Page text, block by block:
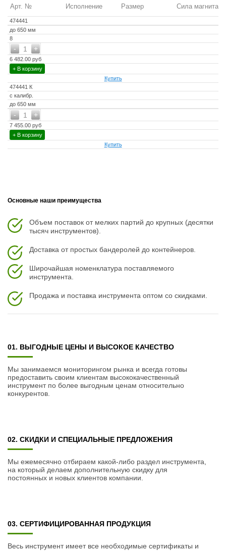
Арт. № Исполнение Размер Сила магнита кг
474441
до 650 мм
8
+
- 1
6 482.00 руб
+ В корзину
Купить
474441 К
с калибр.
до 650 мм
+
- 1
7 455.00 руб
+ В корзину
Купить
Основные наши преимущества
Объем поставок от мелких партий до крупных (десятки
тысяч инструментов).
Доставка от простых бандеролей до контейнеров.
Широчайшая номенклатура поставляемого
инструмента.
Продажа и поставка инструмента оптом со скидками.
01. ВЫГОДНЫЕ ЦЕНЫ И ВЫСОКОЕ КАЧЕСТВО
Мы занимаемся мониторингом рынка и всегда готовы
предоставить своим клиентам высококачественный
инструмент по более выгодным ценам относительно
конкурентов.
02. СКИДКИ И СПЕЦИАЛЬНЫЕ ПРЕДЛОЖЕНИЯ
Мы ежемесячно отбираем какой-либо раздел инструмента,
на который делаем дополнительную скидку для
постоянных и новых клиентов компании.
03. СЕРТИФИЦИРОВАННАЯ ПРОДУКЦИЯ
Весь инструмент имеет все необходимые сертификаты и